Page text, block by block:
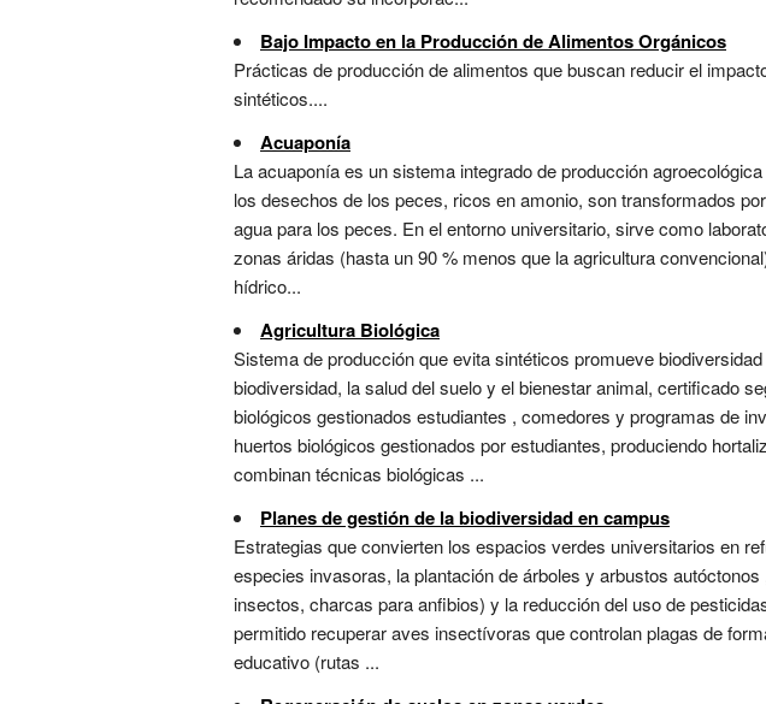
Bajo Impacto en la Producción de Alimentos Orgánicos
Prácticas de producción de alimentos que buscan reducir el
sintéticos....
Acuaponía
La acuaponía es un sistema integrado de producción
los desechos de los peces, ricos en amonio, son transformados
agua para los peces. En el entorno universitario, sirve como
zonas áridas (hasta un 90 % menos que la agricultura
hídrico...
Agricultura Biológica
Sistema de producción que evita sintéticos promueve
biodiversidad, la salud del suelo y el bienestar animal, certificado
biológicos gestionados estudiantes , comedores y programas de
huertos biológicos gestionados por estudiantes, produciendo
combinan técnicas biológicas ...
Planes de gestión de la biodiversidad en campus
Estrategias que convierten los espacios verdes universitarios en
especies invasoras, la plantación de árboles y arbustos
insectos, charcas para anfibios) y la reducción del uso de
permitido recuperar aves insectívoras que controlan plagas de
educativo (rutas ...